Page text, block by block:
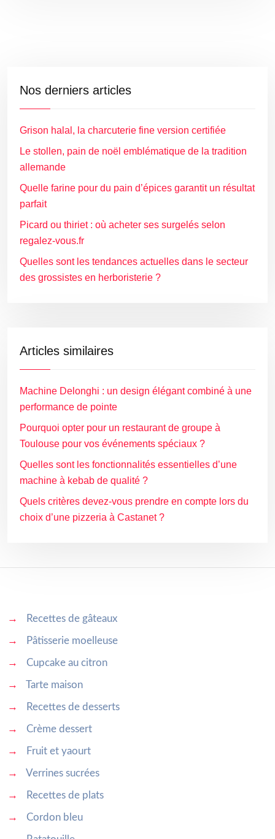
Nos derniers articles
Grison halal, la charcuterie fine version certifiée
Le stollen, pain de noël emblématique de la tradition
allemande
Quelle farine pour du pain d’épices garantit un résultat
parfait
Picard ou thiriet : où acheter ses surgelés selon
regalez-vous.fr
Quelles sont les tendances actuelles dans le secteur
des grossistes en herboristerie ?
Articles similaires
Machine Delonghi : un design élégant combiné à une
performance de pointe
Pourquoi opter pour un restaurant de groupe à
Toulouse pour vos événements spéciaux ?
Quelles sont les fonctionnalités essentielles d’une
machine à kebab de qualité ?
Quels critères devez-vous prendre en compte lors du
choix d’une pizzeria à Castanet ?
→ Recettes de gâteaux
→ Pâtisserie moelleuse
→ Cupcake au citron
→ Tarte maison
→ Recettes de desserts
→ Crème dessert
→ Fruit et yaourt
→ Verrines sucrées
→ Recettes de plats
→ Cordon bleu